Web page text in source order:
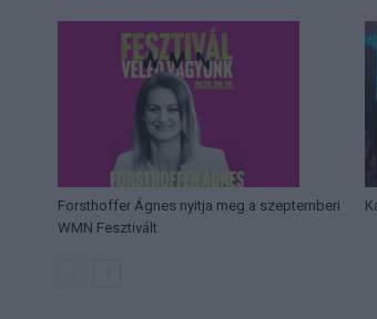
Forsthoffer Ágnes nyitja meg a szeptemberi
WMN Fesztivált